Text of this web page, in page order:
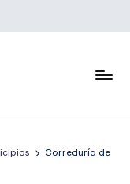
Correduría de